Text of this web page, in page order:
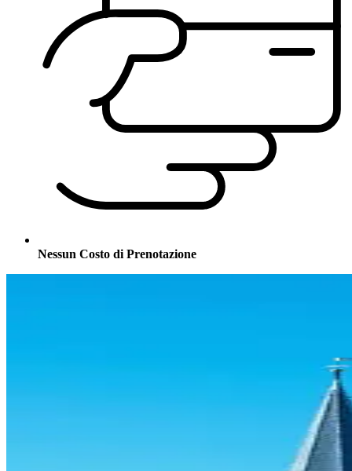
Nessun Costo di Prenotazione